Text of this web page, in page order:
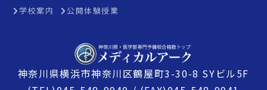
学校案内 公開体験授業
神奈川県横浜市神奈川区鶴屋町3-30-8 SYビル5F